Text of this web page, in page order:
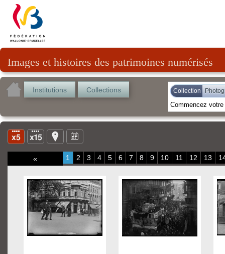
Images et histoires des patrimoines numérisés
Institutions Collections Collection
« 1 2 3 4 5 6 7 8 9 10 11 12 13